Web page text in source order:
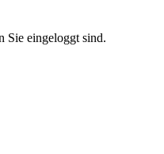
Sie eingeloggt sind.